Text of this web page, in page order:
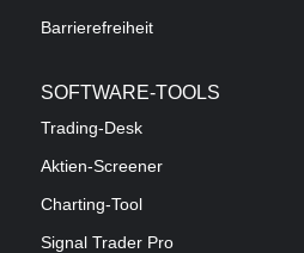
Barrierefreiheit
SOFTWARE-TOOLS
Trading-Desk
Aktien-Screener
Charting-Tool
Signal Trader Pro